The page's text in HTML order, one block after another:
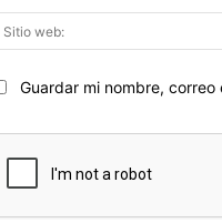
Guardar mi nombre,